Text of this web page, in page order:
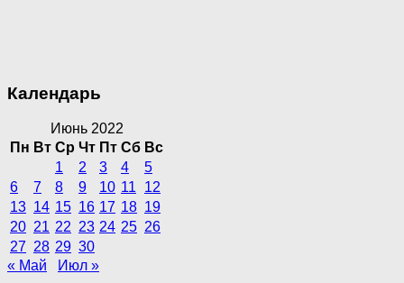
Календарь
Июнь 2022
Пн Вт Ср Чт Пт Сб Вс
1
2 3 4
5
6
7 8 9 10 11
12
13 14 15 16 17 18 19
20 21 22 23 24 25 26
27 28 29 30
« Май
Июл »